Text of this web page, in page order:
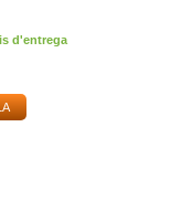
d'entrega